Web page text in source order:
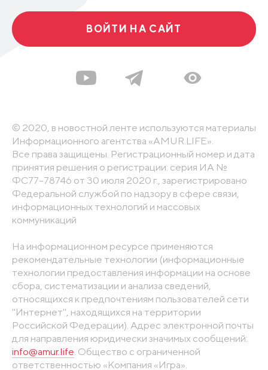
ВОЙТИ НА САЙТ
© 2020, в новостной ленте используются материалы
Информационного агентства «AMUR.LIFE».
Все права защищены. Регистрационный номер и дата
принятия решения о регистрации: серия ИА №
ФС77-78746 от 30 июля 2020 г., зарегистрировано
Федеральной службой по надзору в сфере связи,
информационных технологий и массовых
коммуникаций
На информационном ресурсе применяются
рекомендательные технологии (информационные
технологии предоставления информации на основе
сбора, систематизации и анализа сведений,
относящихся к предпочтениям пользователей сети
"Интернет", находящихся на территории
Российской Федерации). Адрес электронной почты
для направления юридически значимых сообщений:
info@amur.life. Общество с ограниченной
ответственностью «Компания «Игра».